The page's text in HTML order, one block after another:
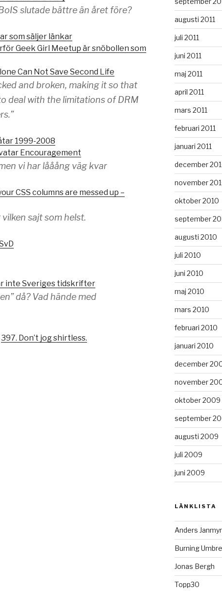
slutade bättre än året före?
som säljer länkar
Geek Girl Meetup är snöbollen som
Can Not Save Second Life
and broken, making it so that
deal with the limitations of DRM
1999-2008
Encouragement
vi har lååång väg kvar
CSS columns are messed up –
sajt som helst.
inte Sveriges tidskrifter
då? Vad hände med
397. Don’t jog shirtless.
augusti 2011
juli 2011
juni 2011
maj 2011
april 2011
mars 2011
februari 2011
januari 2011
december
november
oktober 2010
september
augusti 2010
juli 2010
juni 2010
maj 2010
mars 2010
februari 2010
januari 2010
december
november
oktober 2009
september
augusti 2009
juli 2009
juni 2009
LÄNKLISTA
Anders Janmyr
Burning
Jonas Bergh
Topp30